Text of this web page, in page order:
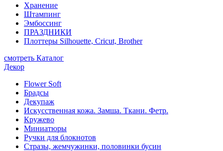
Хранение
Штампинг
Эмбоссинг
ПРАЗДНИКИ
Плоттеры Silhouette, Cricut, Brother
смотреть Каталог
Декор
Flower Soft
Брадсы
Декупаж
Искусственная кожа. Замша. Ткани. Фетр.
Кружево
Миниатюры
Ручки для блокнотов
Стразы, жемчужинки, половинки бусин